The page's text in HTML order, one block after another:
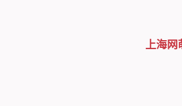
上海